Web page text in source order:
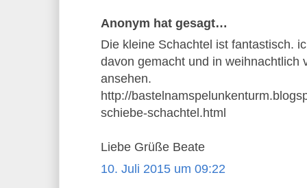
Anonym hat gesagt…
Die kleine Schachtel ist fantastisch.
davon gemacht und in weihnachtlich
ansehen.
http://
schiebe-schachtel.html
Liebe Grüße Beate
10. Juli 2015 um 09:22